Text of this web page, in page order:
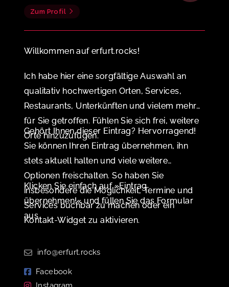
Zum Profil
Willkommen auf erfurt.rocks!
Ich habe hier eine sorgfältige Auswahl an
qualitativ hochwertigen Orten, Services,
Restaurants, Unterkünften und vielem mehr
für Sie getroffen. Fühlen Sie sich frei, weitere
Orte hinzuzufügen.
Gehört Ihnen dieser Eintrag? Hervorragend!
Sie können Ihren Eintrag übernehmen, ihn
stets aktuell halten und viele weitere
Optionen freischalten. So haben Sie
insbesondere die Möglichkeit, Termine und
Services buchbar zu machen oder ein
Kontakt-Widget zu aktivieren.
Klicken Sie einfach auf »Eintrag
übernehmen!« und füllen Sie das Formular
aus.
info@erfurt.rocks
Facebook